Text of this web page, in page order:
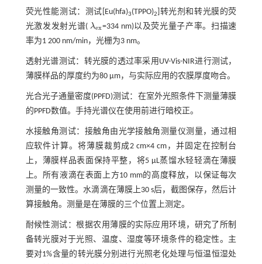
荧光性能测试：测试[Eu(hfa)3(TPPO)2 ]转光剂和转光膜的荧
光激发发射光谱( λex
λex=334 nm)以及荧光量子产率。扫描速
率为1 200 nm/min，光栅为3 nm。
透射光谱测试：转光膜的透过率采用UV-Vis-NIR进行测试，
薄膜样品的厚度约为80 μm，与实际应用的农膜厚度吻合。
光合光子通量密度(PPFD)测试：在室外光照条件下测量薄膜
的PPFD数值。手持光谱仪在使用前进行暗校正。
水接触角测试：接触角由光学接触角测量仪测量，通过相
应软件计算。将薄膜裁剪成2 cm×4 cm，并固定在控制台
上，薄膜样品表面保持平整，将5 μL蒸馏水轻轻滴在薄膜
上。所有液滴在表面上方10 mm的高度释放，以保证每次
测量的一致性。水滴滴在薄膜上30 s后，截图保存，然后计
算接触角。测量是在薄膜的三个位置上测定。
耐候性测试：根据农用薄膜的实际应用环境，研究了所制
备转光膜对于光照、温度、湿度等环境条件的稳定性。主
要对1%含量的转光膜分别进行光照老化处理与恒温恒湿处